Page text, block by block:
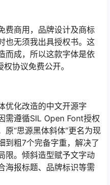
费商用，品牌设计及商标
也无须我出具授权书。这
而成，所以这款字体是依
协议免费公开。
优化改造的中文开源字
需遵循SIL Open Font授权
原“思源黑体斜体”更名为现
到粗7个完备字重，解决了
限。倾斜造型赋予文字动
海报标题、品牌标识等需